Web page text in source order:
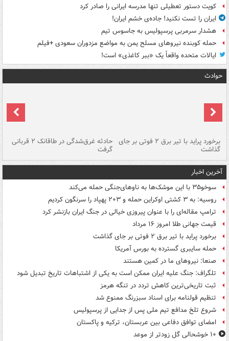
کویت دستور تعطیلی تنها مدرسه ایرانی را صادر کرد
ایران را تست نکنید! جاده‌ی خشم ایران!
هشدار سرمربی پرسپولیس به جاسوس تیم
حمله کوبنده نیروهای مسلح یمن به مواضع مزدوران سعودی +فیلم
ایالات متحده واقعاً یک «ببر کاغذی» است!
حوادث
برخورد پراید با تیر برق ۲ فوتی بر جای
گذاشت
حادثه غرق‌شدگی در طاقانک ۲ قربانی
گرفت
آخرین اخبار
سوخو۳۵ با این موشک‌ها به ناوهای‌جنگی حمله می‌کند
روسیه: به ۳ کشتی اوکراین حمله و ۲۰۳ پهپاد را سرنگون کردیم
ترامپ مقاله‌ای را با عنوان پیروزی خیالی در جنگ ایران بازنشر کرد
قیمت جهانی طلا امروز ۱۶ مرداد
برخورد پراید با تیر برق ۲ فوتی بر جای گذاشت
حمله سایبری گسترده به بورس آمریکا
صنعا: نیروهای ما در کمین‌ هستند
تلگراف: جنگ علیه ایران ممکن است به یکی از اشتباهات تاریخ تبدیل شود
ثبت تاریخی‌ترین کاهش تردد در تنگه هرمز
تنظیم قولنامه برای اسناد سبزرنگ ممنوع شد
شروع تلخ مدافع تیم ملی پس از جدایی از پرسپولیس
امضای توافق دفاعی بین عربستان، ترکیه و پاکستان
۱۰ خوشحالی گل زودتر از موعد